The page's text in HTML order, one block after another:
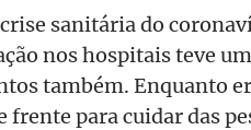
sanitária do
nos hospitais teve
também. Enquanto
para cuidar das